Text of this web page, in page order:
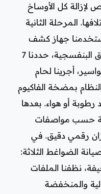
كل الأوساخ
المرحلة الثانية
جهاز كشف
تسريب غاز الفريون بالأشعة فوق البنفسجية، حددنا 7
أجرينا لحام
بمضخة الفاكيوم
أو هواء. بعدها
حسب مواصفات
رقمي دقيق. في
الضواغط الثلاثة:
نظفنا الملفات
والمنخفضة